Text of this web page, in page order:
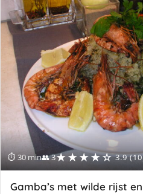
⏱ 30 min👥 3★★★★☆ 3.9
Gamba’s met wilde rijst